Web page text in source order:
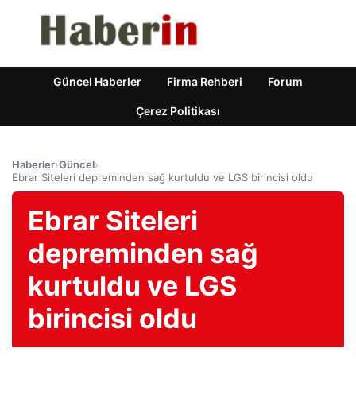
Güncel Haberler Firma Rehberi Forum
Çerez Politikası
Haberler›Güncel›
Ebrar Siteleri depreminden sağ kurtuldu ve LGS birincisi oldu
Ebrar Siteleri
depreminden sağ
kurtuldu ve LGS
birincisi oldu